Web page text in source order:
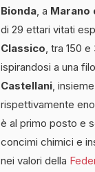
Bionda, a Marano
di 29 ettari vitati
Classico, tra 150
ispirandosi a una
Castellani,
rispettivamente
è al primo posto e
concimi chimici e
nei valori della